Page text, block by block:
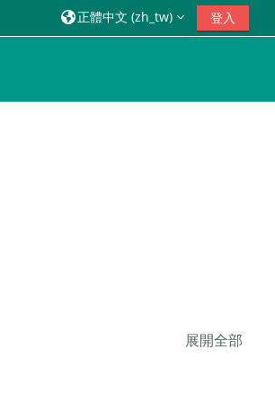
正體中文 ‎(zh_tw)‎ 登入
展開全部